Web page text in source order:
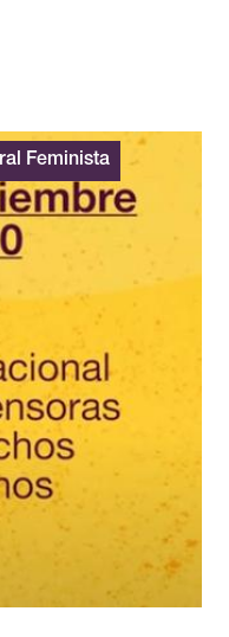
Feminista